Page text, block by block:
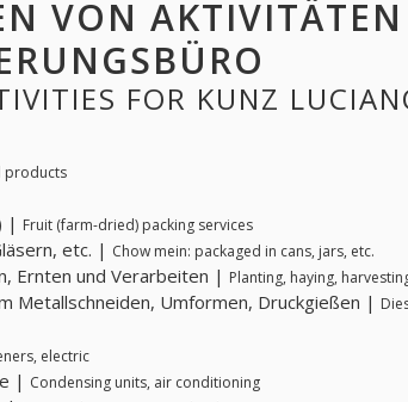
VON
FOR KUNZ
products
| Fruit (farm-dried) packing services
etc. | Chow mein: packaged in cans, jars, etc.
Ernten und Verarbeiten | Planting, haying,
Metallschneiden, Umformen, Druckgießen |
electric
| Condensing units, air conditioning